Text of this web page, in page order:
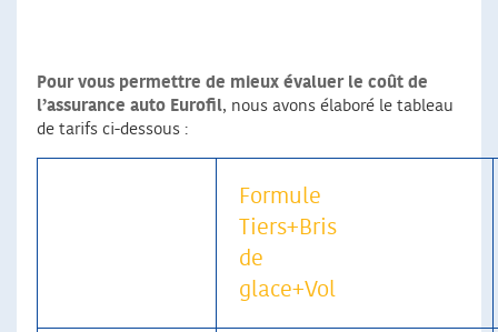
Pour vous permettre de mieux évaluer le coût de
l’assurance auto Eurofil, nous avons élaboré le tableau
de tarifs ci-dessous :
Formule
Tiers+Bris
de
glace+Vol